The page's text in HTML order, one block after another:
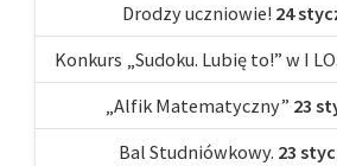
Drodzy uczniowie! 24
Konkurs „Sudoku. Lubię to!” w I LO.
„Alfik Matematyczny” 23
Bal Studniówkowy. 23